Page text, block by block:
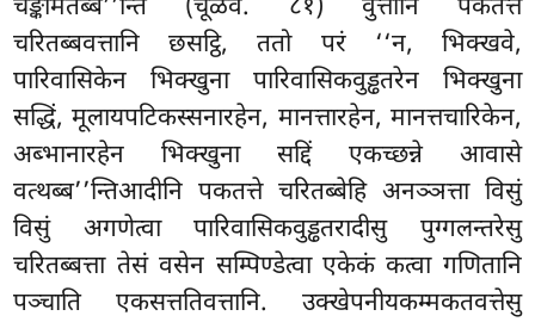
चङ्कमितब्ब’’न्ति (चूळव. ८१) वुत्तानि पकतत्ते
चरितब्बवत्तानि छसट्ठि, ततो परं ‘‘न, भिक्खवे,
पारिवासिकेन भिक्खुना पारिवासिकवुड्ढतरेन भिक्खुना
सद्धिं, मूलायपटिकस्सनारहेन, मानत्तारहेन, मानत्तचारिकेन,
अब्भानारहेन भिक्खुना सद्दिं एकच्छन्ने आवासे
वत्थब्ब’’न्तिआदीनि पकतत्ते चरितब्बेहि अनञ्ञत्ता विसुं
विसुं अगणेत्वा पारिवासिकवुड्ढतरादीसु पुग्गलन्तरेसु
चरितब्बत्ता तेसं वसेन सम्पिण्डेत्वा एकेकं कत्वा गणितानि
पञ्चाति एकसत्ततिवत्तानि. उक्खेपनीयकम्मकतवत्तेसु